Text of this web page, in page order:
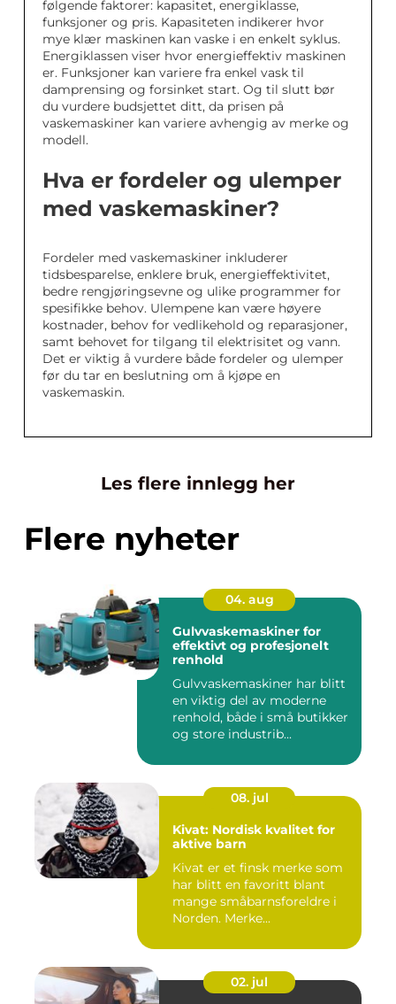
følgende faktorer: kapasitet, energiklasse,
funksjoner og pris. Kapasiteten indikerer hvor
mye klær maskinen kan vaske i en enkelt syklus.
Energiklassen viser hvor energieffektiv maskinen
er. Funksjoner kan variere fra enkel vask til
damprensing og forsinket start. Og til slutt bør
du vurdere budsjettet ditt, da prisen på
vaskemaskiner kan variere avhengig av merke og
modell.
Hva er fordeler og ulemper
med vaskemaskiner?
Fordeler med vaskemaskiner inkluderer
tidsbesparelse, enklere bruk, energieffektivitet,
bedre rengjøringsevne og ulike programmer for
spesifikke behov. Ulempene kan være høyere
kostnader, behov for vedlikehold og reparasjoner,
samt behovet for tilgang til elektrisitet og vann.
Det er viktig å vurdere både fordeler og ulemper
før du tar en beslutning om å kjøpe en
vaskemaskin.
Les flere innlegg her
Flere nyheter
04. aug
Gulvvaskemaskiner for
effektivt og profesjonelt
renhold
Gulvvaskemaskiner har blitt
en viktig del av moderne
renhold, både i små butikker
og store industrib...
08. jul
Kivat: Nordisk kvalitet for
aktive barn
Kivat er et finsk merke som
har blitt en favoritt blant
mange småbarnsforeldre i
Norden. Merke...
02. jul